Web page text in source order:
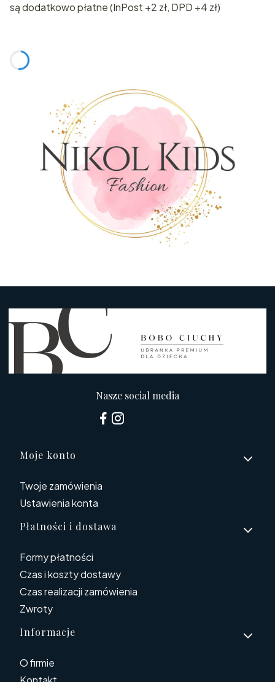
są dodatkowo płatne (InPost +2 zł, DPD +4 zł)
Nasze social media
Linki w stopce
Moje konto
Twoje zamówienia
Ustawienia konta
Płatności i dostawa
Formy płatności
Czas i koszty dostawy
Czas realizacji zamówienia
Zwroty
Informacje
O firmie